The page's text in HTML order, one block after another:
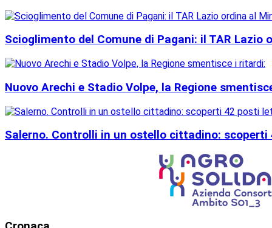
Scioglimento del Comune di Pagani: il TAR
Nuovo Arechi e Stadio Volpe, la Regione
Salerno. Controlli in un ostello cittadino: